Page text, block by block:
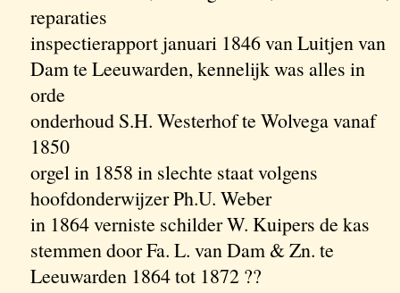
reparaties
inspectierapport januari 1846 van Luitjen van
Dam te Leeuwarden, kennelijk was alles in
orde
onderhoud S.H. Westerhof te Wolvega vanaf
1850
orgel in 1858 in slechte staat volgens
hoofdonderwijzer Ph.U. Weber
in 1864 verniste schilder W. Kuipers de kas
stemmen door Fa. L. van Dam & Zn. te
Leeuwarden 1864 tot 1872 ??